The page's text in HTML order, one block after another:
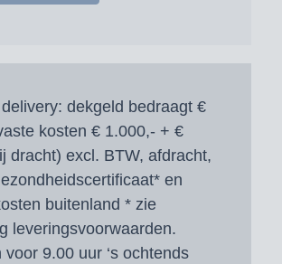
dekgeld bedraagt €
kosten € 1.000,- + €
dracht) excl. BTW, afdracht,
en
buitenland * zie
leveringsvoorwaarden.
voor 9.00 uur ‘s ochtends